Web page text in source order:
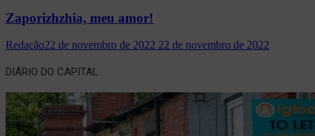
Zaporizhzhia, meu amor!
Redação22 de novembro de 2022 22 de novembro de 2022
DIÁRIO DO CAPITAL